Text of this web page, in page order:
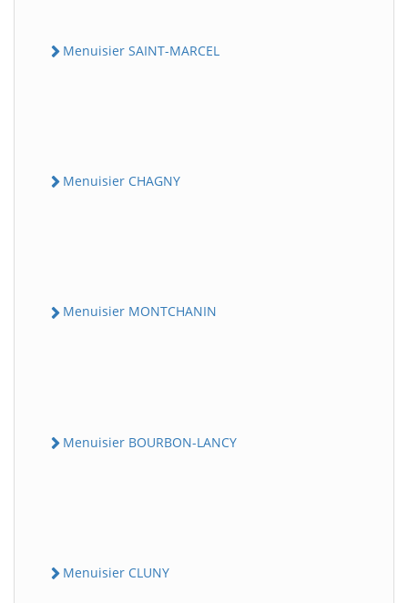
Menuisier SAINT-MARCEL
Menuisier CHAGNY
Menuisier MONTCHANIN
Menuisier BOURBON-LANCY
Menuisier CLUNY